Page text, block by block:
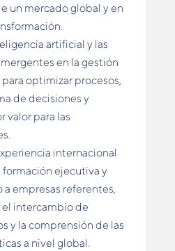
un mercado global y en
artificial y las
en la gestión
optimizar procesos,
de decisiones y
valor para las
internacional
ejecutiva y
empresas referentes,
intercambio de
y la comprensión de las
a nivel global.